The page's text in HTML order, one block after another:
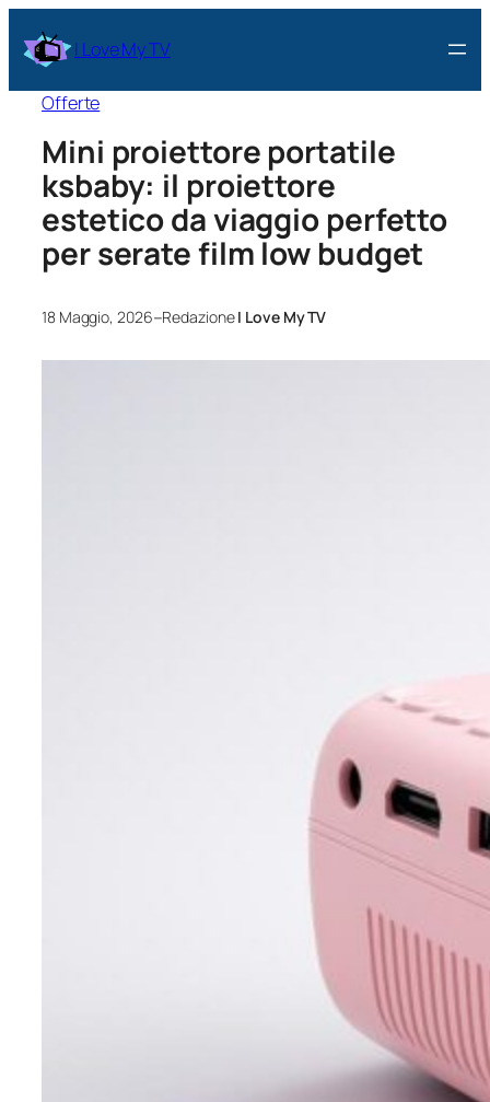
I Love My TV
Offerte
Mini proiettore portatile
ksbaby: il proiettore
estetico da viaggio perfetto
per serate film low budget
18 Maggio, 2026–RedazioneI Love My TV